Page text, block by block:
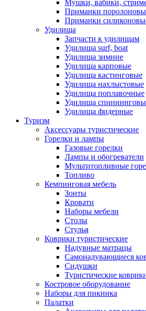
Мушки, вабики,
Приманки
Приманки
Удилища
Запчасти к удилищам
Удилища surf, boat
Удилища зимние
Удилища карповые
Удилища кастинговые
Удилища нахлыстовые
Удилища поплавочные
Удилища
Удилища фидерные
Туризм
Аксессуары туристические
Горелки и лампы
Газовые горелки
Лампы и обогреватели
Мультитопливные
Топливо
Кемпинговая мебель
Зонты
Кровати
Наборы мебели
Столы
Стулья
Коврики туристические
Надувные матрацы
Самонадувающиеся
Сидушки
Туристические
Костровое оборудование
Наборы для пикника
Палатки